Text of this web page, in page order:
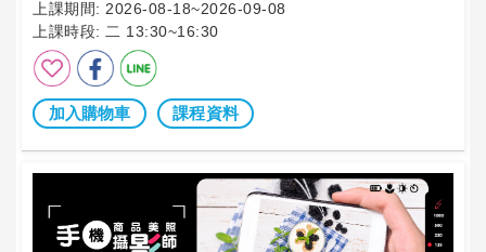
上課期間: 2026-08-18~2026-09-08
上課時段: 二 13:30~16:30
加入購物車 課程資料